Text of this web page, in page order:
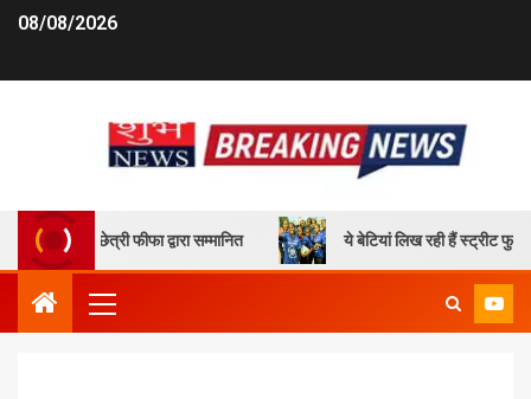
08/08/2026
सुनील छेत्री फीफा द्वारा सम्मानित ये बेटियां लिख रही हैं स्ट्रीट फुटबॉल